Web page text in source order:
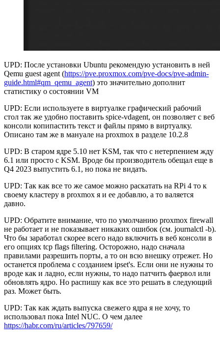
UPD: После установки Ubuntu рекомендую установить в ней
Qemu guest agent (https://pve.proxmox.com/pve-docs/pve-admin-
guide.html#qm_qemu_agent) это значительно дополнит
статистику о состоянии VM
UPD: Если используете в виртуалке графический рабочий
стол так же удобно поставить spice-vdagent, он позволяет с веб
консоли копипастить текст и файлы прямо в виртуалку.
Описано там же в мануале на proxmox в разделе 10.2.8
UPD: В старом ядре 5.10 нет KSM, так что с нетерпением жду
6.1 или просто с KSM. Вроде бы производитель обещал еще в
Q4 2023 выпустить 6.1, но пока не видать.
UPD: Так как все то же самое можно раскатать на RPi 4 то к
своему кластеру в proxmox я и ее добавлю, а то валяется
давно.
UPD: Обратите внимание, что по умолчанию proxmox firewall
не работает и не показывает никаких ошибок (см. journalctl -b).
Что бы заработал скорее всего надо включить в веб консоли в
его опциях tcp flags filtering. Осторожно, надо сначала
правилами разрешить порты, а то он всю внешку отрежет. Но
останется проблема с созданием ipset's. Если они не нужны то
вроде как и ладно, если нужны, то надо патчить фаервол или
обновлять ядро. Но распишу как все это решать в следующий
раз. Может быть.
UPD: Так как ждать выпуска свежего ядра я не хочу, то
использовал пока Intel NUC. О чем далее
https://habr.com/ru/articles/797659/